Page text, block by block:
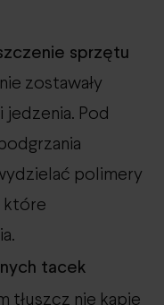
sprzętu
zostawały
jedzenia. Pod
polimery
które
tacek
tłuszcz nie kapie